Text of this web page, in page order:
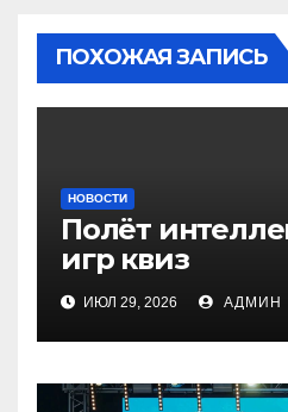
ПОХОЖАЯ ЗАПИСЬ
НОВОСТИ
Полёт
игр квиз
ИЮЛ 29, 2026 АДМИН